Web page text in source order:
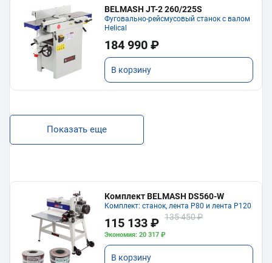
BELMASH JT-2 260/225S
Фуговально-рейсмусовый станок с валом
Helical
184 990 ₽
В корзину
Показать еще
Комплект BELMASH DS560-W
Комплект: станок, лента P80 и лента P120
115 133 ₽ 135 450 ₽
Экономия: 20 317 ₽
В корзину